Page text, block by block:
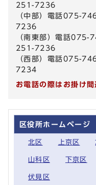
251-7236
（中部）電話075-
7236
（南東部）電話
251-7236
（西部）電話075-
7234
お電話の際はお掛け
区役所ホームページ
北区 上京区
山科区 下京区
伏見区